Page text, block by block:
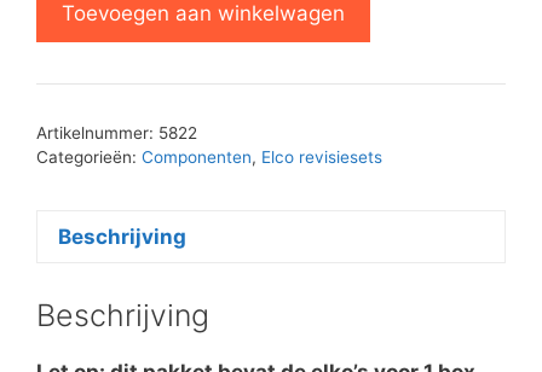
Pakket
aantal
Toevoegen aan winkelwagen
Artikelnummer: 5822
Categorieën: Componenten, Elco revisiesets
Beschrijving
Beschrijving